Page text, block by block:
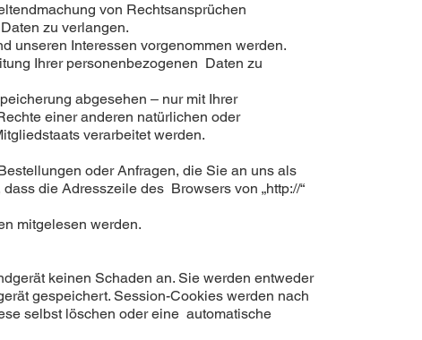
von Rechtsansprüchen
zu verlangen.
unseren Interessen vorgenommen werden.
Ihrer personenbezogenen Daten zu
abgesehen – nur mit Ihrer
einer anderen natürlichen oder
verarbeitet werden.
oder Anfragen, die Sie an uns als
die Adresszeile des Browsers von „http://“
mitgelesen werden.
keinen Schaden an. Sie werden entweder
gespeichert. Session-Cookies werden nach
selbst löschen oder eine automatische